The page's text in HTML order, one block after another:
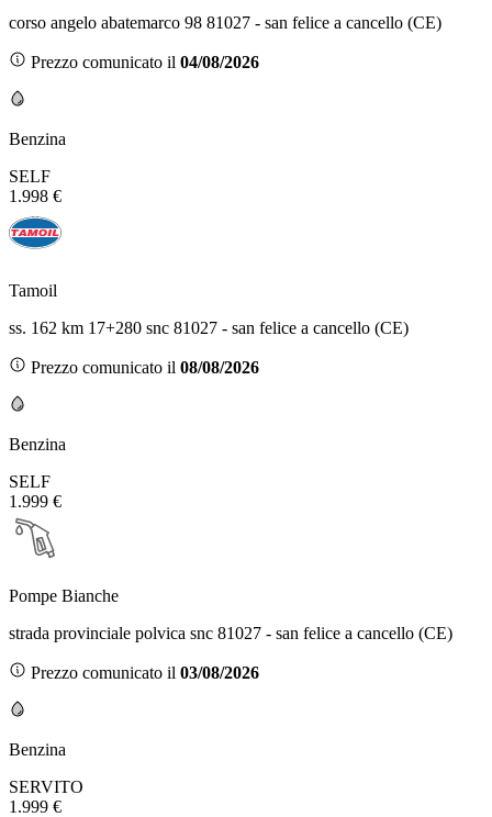
corso angelo abatemarco 98 81027 - san felice a cancello (CE)
Prezzo comunicato il 04/08/2026
Benzina
SELF
1.998 €
Tamoil
ss. 162 km 17+280 snc 81027 - san felice a cancello (CE)
Prezzo comunicato il 08/08/2026
Benzina
SELF
1.999 €
Pompe Bianche
strada provinciale polvica snc 81027 - san felice a cancello (CE)
Prezzo comunicato il 03/08/2026
Benzina
SERVITO
1.999 €